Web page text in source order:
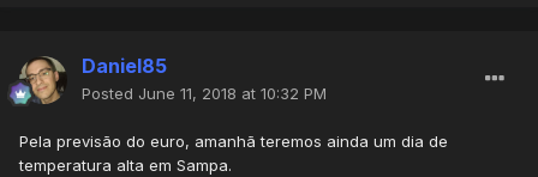
Daniel85
Posted June 11, 2018 at 10:32 PM
Pela previsão do euro, amanhã teremos ainda um dia de
temperatura alta em Sampa.